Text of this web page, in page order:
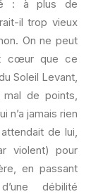
: à plus de
il trop vieux
On ne peut
cœur que ce
Soleil Levant,
de points,
n’a jamais rien
de lui,
violent) pour
en passant
débilité